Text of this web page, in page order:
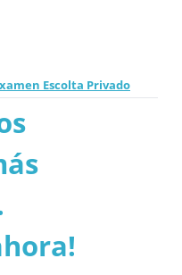
Escolta Privado